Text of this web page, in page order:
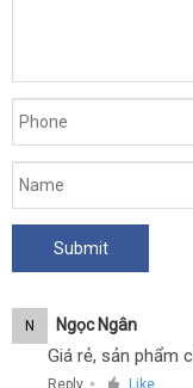
N Ngọc Ngân
Giá rẻ, sản phẩm
Reply ● Like